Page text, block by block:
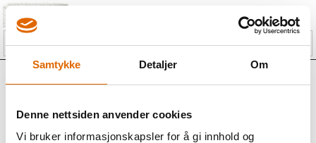
Samtykke Detaljer Om
Denne nettsiden anvender cookies
Vi bruker informasjonskapsler for å gi innhold og
DU ER
KRONER UNNA Å FÅ FRI